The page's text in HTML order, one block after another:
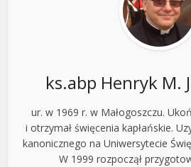
ks.abp Henryk M.
ur. w 1969 r. w Małogoszczu.
i otrzymał święcenia kapłańskie.
kanonicznego na Uniwersytecie
W 1999 rozpoczął